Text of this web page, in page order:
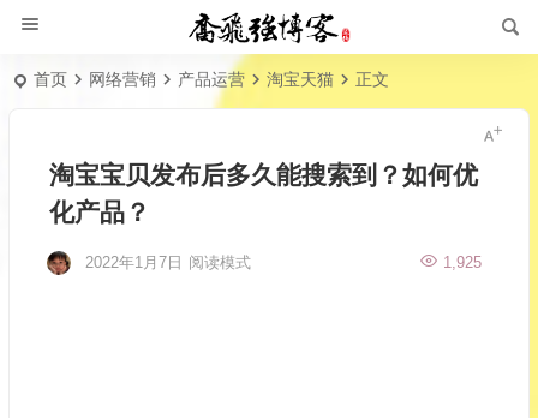
首页 网络营销 产品运营 淘宝天猫 正文
淘宝宝贝发布后多久能搜索到？如何优
化产品？
2022年1月7日 1,925
阅读模式